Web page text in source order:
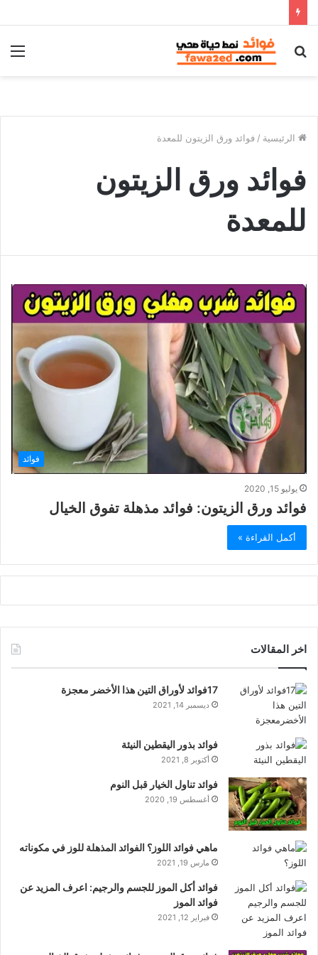
بحث
الرئيسية / فوائد ورق الزيتون للمعدة
فوائد ورق الزيتون
للمعدة
فوائد
يوليو 15, 2020
فوائد ورق الزيتون: فوائد مذهلة تفوق الخيال
أكمل القراءة »
اخر المقالات
17فوائد لأوراق التين هذا الأخضر معجزة
ديسمبر 14, 2021
فوائد بذور اليقطين النيئة
أكتوبر 8, 2021
فوائد تناول الخيار قبل النوم
أغسطس 19, 2020
ماهي فوائد اللوز؟ الفوائد المذهلة للوز في مكوناته
مارس 19, 2021
فوائد أكل الموز للجسم والرجيم: اعرف المزيد عن
فوائد الموز
فبراير 12, 2021